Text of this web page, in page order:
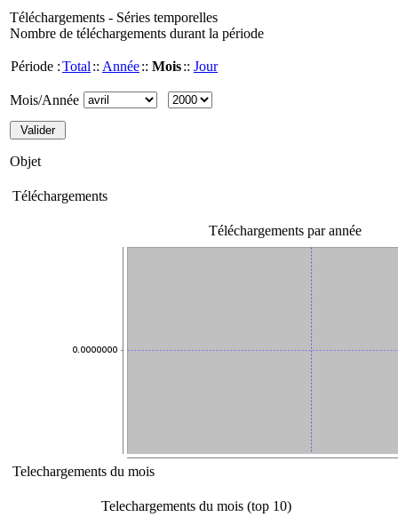
Téléchargements - Séries temporelles
Nombre de téléchargements durant la période
Période :Total :: Année:: Mois:: Jour
Mois/Année
Objet
Téléchargements
Téléchargements par année
Telechargements du mois
Telechargements du mois (top 10)